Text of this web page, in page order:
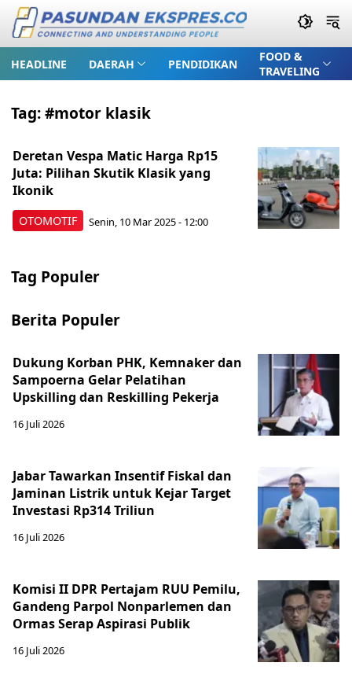
HEADLINE DAERAH PENDIDIKAN
FOOD &
TRAVELING
Tag:#motor klasik
OTOMOTIF
Deretan Vespa Matic Harga Rp15
Juta: Pilihan Skutik Klasik yang
Ikonik
Senin, 10 Mar 2025 - 12:00
Tag Populer
Berita Populer
Dukung Korban PHK, Kemnaker dan
Sampoerna Gelar Pelatihan
Upskilling dan Reskilling Pekerja
16 Juli 2026
Jabar Tawarkan Insentif Fiskal dan
Jaminan Listrik untuk Kejar Target
Investasi Rp314 Triliun
16 Juli 2026
Komisi II DPR Pertajam RUU Pemilu,
Gandeng Parpol Nonparlemen dan
Ormas Serap Aspirasi Publik
16 Juli 2026